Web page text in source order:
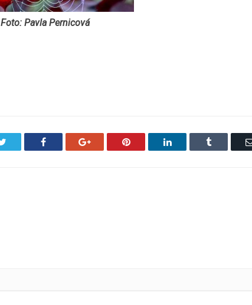
Foto: Pavla Pernicová
Facebook Google+ Pinterest LinkedIn Tumblr